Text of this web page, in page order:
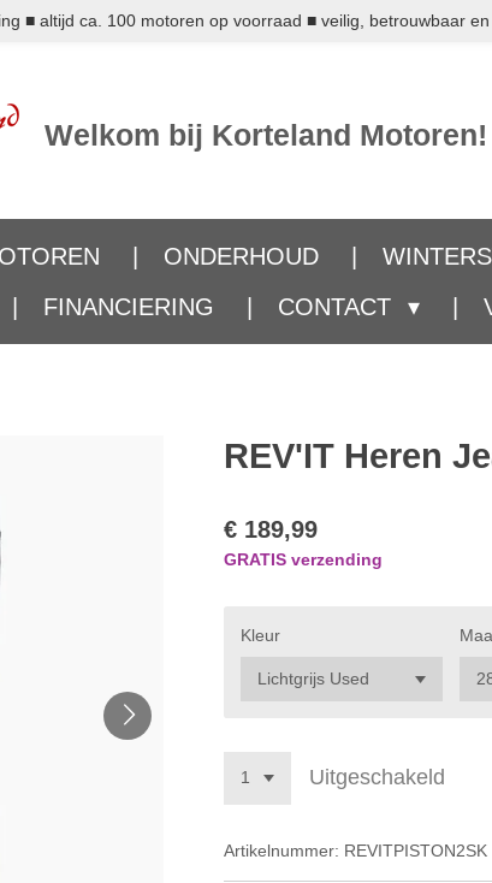
■ altijd ca. 100 motoren op voorraad ■ veilig, betrouwbaar
Welkom bij Korteland Motoren!
ONDERHOUD
FINANCIERING CONTACT
REV'IT Heren
€ 189,99
GRATIS verzending
Kleur
Uitgeschakeld
Artikelnummer: REVITPISTON2SK